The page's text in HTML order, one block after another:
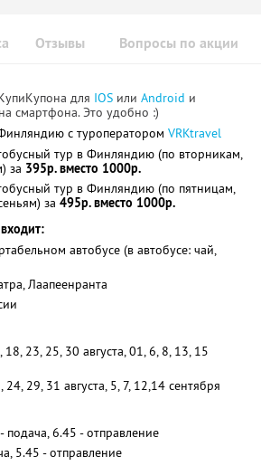
Отзывы Вопросы по акции
для IOS или Android и
смартфона. Это удобно :)
с туроператором VRKtravel
тур в Финляндию (по вторникам,
за 395р. вместо 1000р.
тур в Финляндию (по пятницам,
за 495р. вместо 1000р.
автобусе (в автобусе: чай,
Лаапеенранта
23, 25, 30 августа, 01, 6, 8, 13, 15
29, 31 августа, 5, 7, 12,14 сентября
6.45 - отправление
5.45 - отправление